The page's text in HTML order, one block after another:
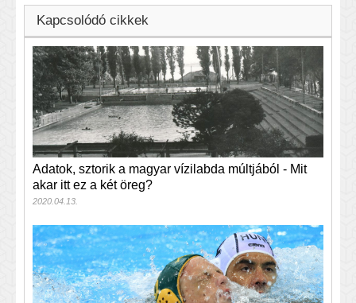
Kapcsolódó cikkek
Adatok, sztorik a magyar vízilabda múltjából - Mit
akar itt ez a két öreg?
2020.04.13.